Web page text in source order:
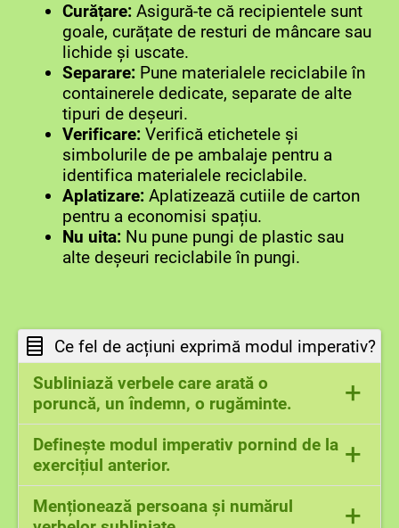
Curățare: Asigură-te că recipientele sunt
goale, curățate de resturi de mâncare sau
lichide și uscate.
Separare: Pune materialele reciclabile în
containerele dedicate, separate de alte
tipuri de deșeuri.
Verificare: Verifică etichetele și
simbolurile de pe ambalaje pentru a
identifica materialele reciclabile.
Aplatizare: Aplatizează cutiile de carton
pentru a economisi spațiu.
Nu uita: Nu pune pungi de plastic sau
alte deșeuri reciclabile în pungi.
Ce fel de acțiuni exprimă modul imperativ?
Subliniază verbele care arată o
poruncă, un îndemn, o rugăminte.
+
Asigură, pune, verifică, aplatizează, nu uita,
nu pune
Definește modul imperativ pornind de la
exercițiul anterior.
+
Modul imperativ exprimă un ordin, un
Menționează persoana și numărul
+